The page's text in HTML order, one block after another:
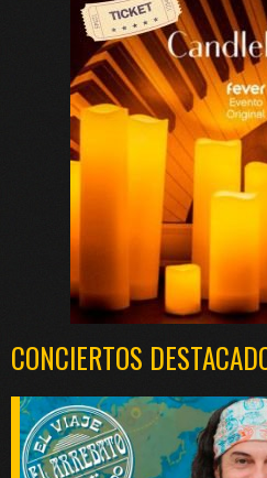
CONCIERTOS